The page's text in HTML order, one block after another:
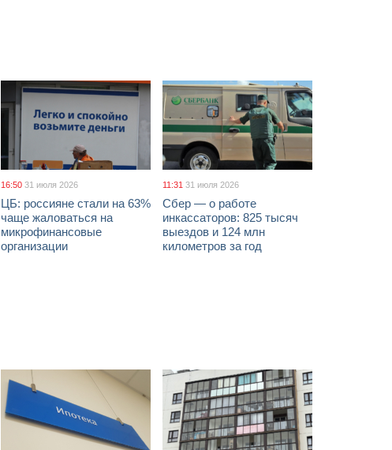
16:50 31 июля 2026
ЦБ: россияне стали на 63%
чаще жаловаться на
микрофинансовые
организации
11:31 31 июля 2026
Сбер — о работе
инкассаторов: 825 тысяч
выездов и 124 млн
километров за год